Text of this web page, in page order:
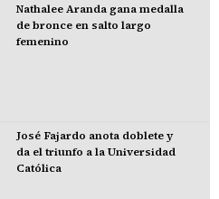
Nathalee Aranda gana medalla
de bronce en salto largo
femenino
José Fajardo anota doblete y
da el triunfo a la Universidad
Católica